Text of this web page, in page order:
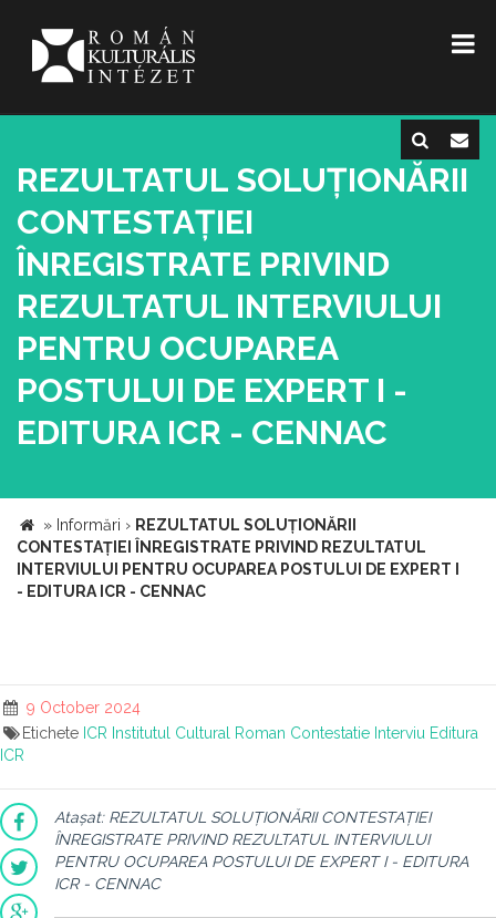
REZULTATUL SOLUȚIONĂRII
CONTESTAȚIEI
ÎNREGISTRATE PRIVIND
REZULTATUL INTERVIULUI
PENTRU OCUPAREA
POSTULUI DE EXPERT I -
EDITURA ICR - CENNAC
» Informări › REZULTATUL SOLUȚIONĂRII
CONTESTAȚIEI ÎNREGISTRATE PRIVIND REZULTATUL
INTERVIULUI PENTRU OCUPAREA POSTULUI DE EXPERT I
- EDITURA ICR - CENNAC
9 October 2024
Etichete ICR Institutul Cultural Roman Contestatie Interviu Editura
ICR
Atașat: REZULTATUL SOLUȚIONĂRII CONTESTAȚIEI
ÎNREGISTRATE PRIVIND REZULTATUL INTERVIULUI
PENTRU OCUPAREA POSTULUI DE EXPERT I - EDITURA
ICR - CENNAC